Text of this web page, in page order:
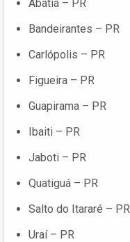
Abatiá – PR
Bandeirantes – PR
Carlópolis – PR
Figueira – PR
Guapirama – PR
Ibaiti – PR
Jaboti – PR
Quatiguá – PR
Salto do Itararé – PR
Uraí – PR